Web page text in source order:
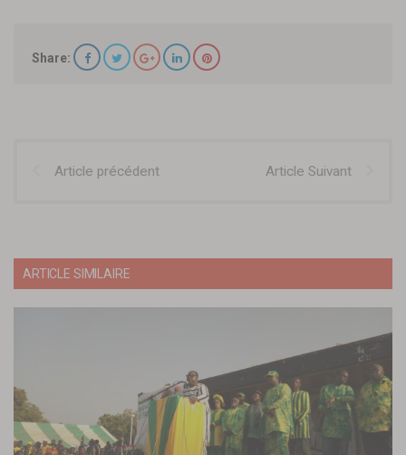
Share:
Article précédent Article Suivant
ARTICLE SIMILAIRE